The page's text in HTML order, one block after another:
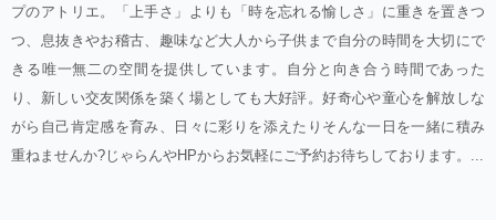
プのアトリエ。「上手さ」よりも「時を忘れる愉しさ」に重きを置きつ
つ、息抜きやお稽古、趣味など大人から子供まで自分の時間を大切にで
きる唯一無二の空間を提供しています。自分と向き合う時間であった
り、新しい交友関係を築く場としても大好評。好奇心や童心を解放しな
がら自己肯定感を育み、日々に彩りを添えたりそんな一日を一緒に積み
重ねませんか?じゃらんやHPからお気軽にご予約お待ちしております。...